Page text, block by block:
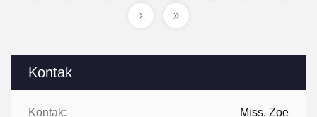
Kontak
Kontak: Miss. Zoe